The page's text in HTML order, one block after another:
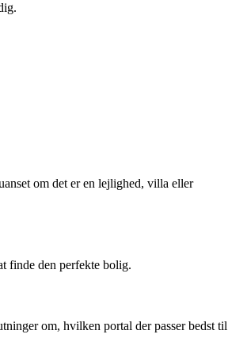
om det er en lejlighed, villa eller
finde den perfekte bolig.
om, hvilken portal der passer bedst til